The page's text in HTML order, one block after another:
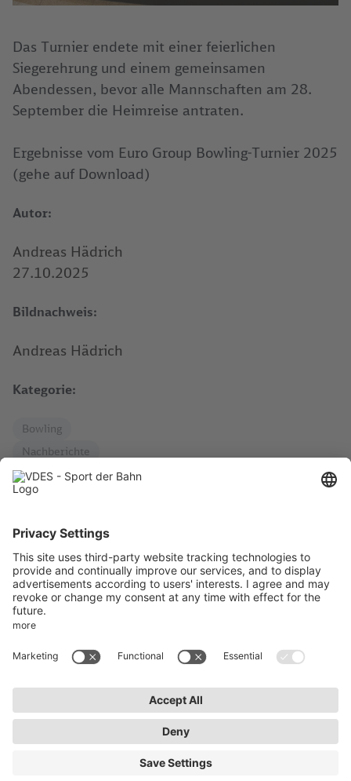
Das Turnier endete mit einer feierlichen
Siegerehrung und einem gemeinsamen
Abendessen, bevor alle Mannschaften am 28.
September die Heimreise antraten.
Ergebnisse vom Euro Group Bowling-Turnier 2025
(gehe auf Download)
Autor:
Andreas Hädrich
27.10.2025
Bildnachweis:
Andreas Hädrich
Kategorie:
Bowling
Nachberichte
Download
Aktuelles
AktivWelt
Impressum
Newsletter abonnieren
Bleiben Sie auf dem Laufenden über Neuigkeiten und
Veranstaltungen des VDES.